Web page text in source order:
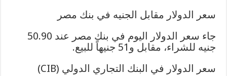
سعر الدولار مقابل الجنيه في بنك مصر
جاء سعر الدولار اليوم في بنك مصر عند 50.90
جنيه للشراء، مقابل و51 جنيهاً للبيع.
سعر الدولار في البنك التجاري الدولي (CIB)